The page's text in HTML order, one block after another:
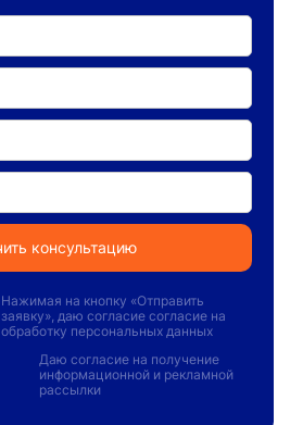
Нажимая на кнопку «Отправить
заявку», даю согласие согласие на
обработку персональных данных
Даю согласие на получение
информационной и рекламной
рассылки